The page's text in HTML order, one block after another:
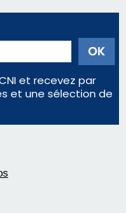
et recevez par
et une sélection de